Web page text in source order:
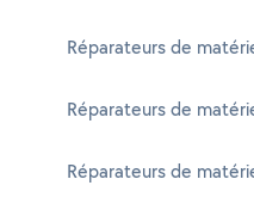
Réparateurs de
Réparateurs de
Réparateurs de